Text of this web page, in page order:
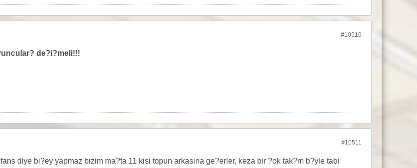
#10510
de?i?meli!!!
#10511
diye bi?ey yapmaz bizim ma?ta 11 kisi topun arkasina ge?erler, keza bir ?ok tak?m b?yle tabi